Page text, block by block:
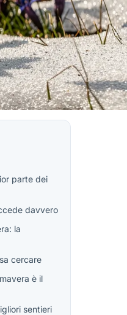
parte dei
davvero
la
cercare
è il
sentieri